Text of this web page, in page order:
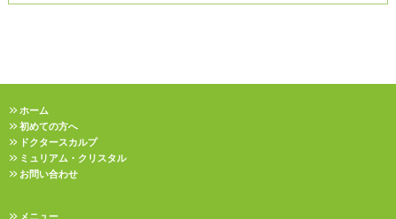
ホーム
初めての方へ
ドクタースカルプ
ミュリアム・クリスタル
お問い合わせ
メニュー